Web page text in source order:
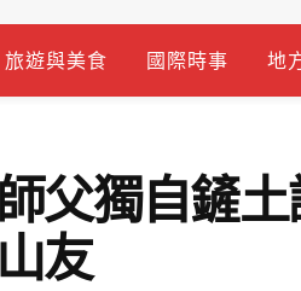
旅遊與美食 國際時事 地
父獨自鏟
友